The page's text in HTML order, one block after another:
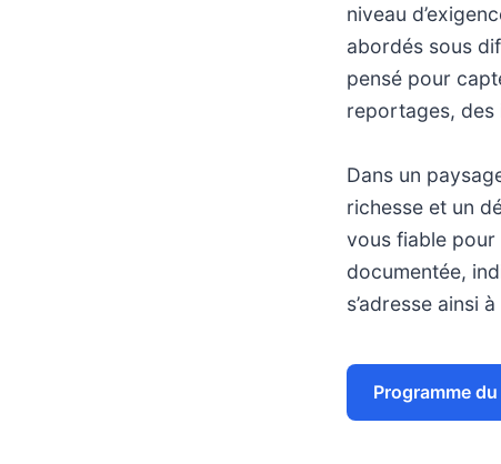
niveau
abordés sous
pensé pour
reportages, des
Dans un
richesse et un
vous fiable
documentée,
s’adresse ainsi
Programme